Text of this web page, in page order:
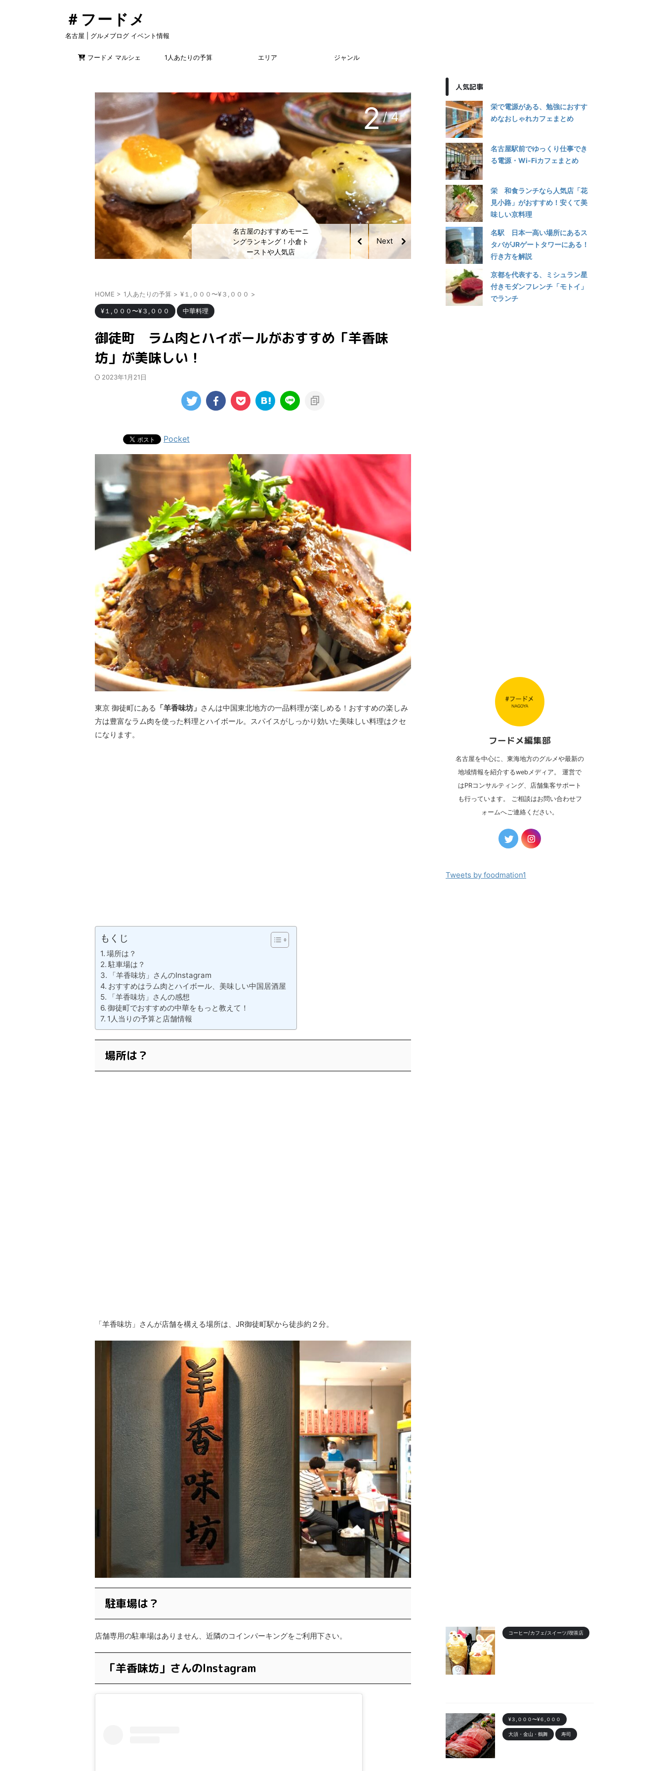
＃フードメ
名古屋 | グルメブログ イベント情報
フードメ マルシェ 1人あたりの予算 エリア ジャンル
名古屋のおすすめモーニ
ングランキング！小倉ト
ーストや人気店
2023年最新！名古屋の
おすすめクレープ特集
3/ 4
HOME > 1人あたりの予算 > ¥１,０００〜¥３,０００ >
¥１,０００〜¥３,０００ 中華料理
御徒町 ラム肉とハイボールがおすすめ「羊香味
坊」が美味しい！
2023年1月21日
Pocket
東京 御徒町にある 「羊香味坊」 さんは中国東北地方の一品料理が楽しめる！おすすめの楽しみ
方は豊富なラム肉を使った料理とハイボール。スパイスがしっかり効いた美味しい料理はクセ
になります。
もくじ
場所は？
駐車場は？
「羊香味坊」さんのInstagram
おすすめはラム肉とハイボール、美味しい中国居酒屋
「羊香味坊」さんの感想
御徒町でおすすめの中華をもっと教えて！
1人当りの予算と店舗情報
場所は？
「羊香味坊」さんが店舗を構える場所は、JR御徒町駅から徒歩約２分。
駐車場は？
店舗専用の駐車場はありません、近隣のコインパーキングをご利用下さい。
「羊香味坊」さんのInstagram
人気記事
栄で電源がある、勉強におすす
めなおしゃれカフェまとめ
名古屋駅前でゆっくり仕事でき
る電源・Wi-Fiカフェまとめ
栄 和食ランチなら人気店「花
見小路」がおすすめ！安くて美
味しい京料理
名駅 日本一高い場所にあるス
タバがJRゲートタワーにある！
行き方を解説
京都を代表する、ミシュラン星
付きモダンフレンチ「モトイ」
でランチ
フードメ編集部
名古屋を中心に、東海地方のグルメや最新の
地域情報を紹介するwebメディア。 運営で
はPRコンサルティング、店舗集客サポート
も行っています。 ご相談はお問い合わせフ
ォームへご連絡ください。
Tweets by foodmation1
コーヒー/カフェ/スイーツ/喫茶店
¥３,０００〜¥６,０００
大須・金山・鶴舞 寿司